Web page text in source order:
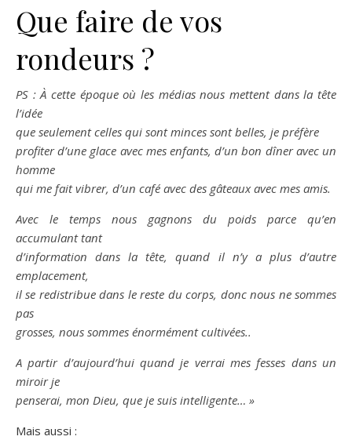
Que faire de vos
rondeurs ?
PS : À cette époque où les médias nous mettent dans la tête
l’idée
que seulement celles qui sont minces sont belles, je préfère
profiter d’une glace avec mes enfants, d’un bon dîner avec un
homme
qui me fait vibrer, d’un café avec des gâteaux avec mes amis.
Avec le temps nous gagnons du poids parce qu’en
accumulant tant
d’information dans la tête, quand il n’y a plus d’autre
emplacement,
il se redistribue dans le reste du corps, donc nous ne sommes
pas
grosses, nous sommes énormément cultivées..
A partir d’aujourd’hui quand je verrai mes fesses dans un
miroir je
penserai, mon Dieu, que je suis intelligente… »
Mais aussi :